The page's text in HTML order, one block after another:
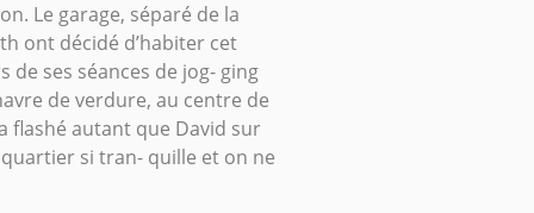
Le garage, séparé de la
ont décidé d’habiter cet
de ses séances de jog- ging
de verdure, au centre de
flashé autant que David sur
si tran- quille et on ne